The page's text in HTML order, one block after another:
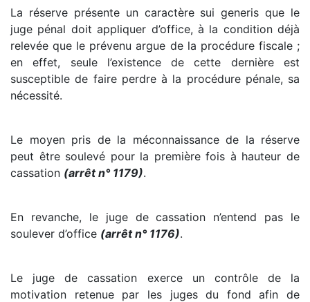
La réserve présente un caractère sui generis que le
juge pénal doit appliquer d’office, à la condition déjà
relevée que le prévenu argue de la procédure fiscale ;
en effet, seule l’existence de cette dernière est
susceptible de faire perdre à la procédure pénale, sa
nécessité.
Le moyen pris de la méconnaissance de la réserve
peut être soulevé pour la première fois à hauteur de
cassation (arrêt n° 1179).
En revanche, le juge de cassation n’entend pas le
soulever d’office (arrêt n° 1176).
Le juge de cassation exerce un contrôle de la
motivation retenue par les juges du fond afin de